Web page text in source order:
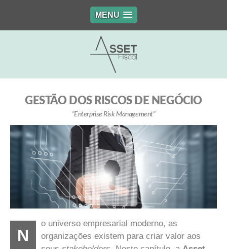
MENU
GESTÃO DOS RISCOS DE NEGÓCIO
"Enterprise Risk Management"
N
o universo empresarial moderno, as
organizações existem para criar valor aos